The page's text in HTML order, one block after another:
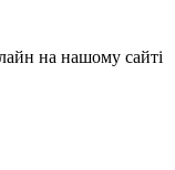
на нашому сайті